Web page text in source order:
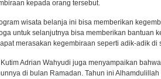
kepada orang tersebut.
wisata belanja ini bisa memberikan
untuk selanjutnya bisa memberikan bantuan
merasakan kegembiraan seperti adik-adik di
Adrian Wahyudi juga menyampaikan
di bulan Ramadan. Tahun ini